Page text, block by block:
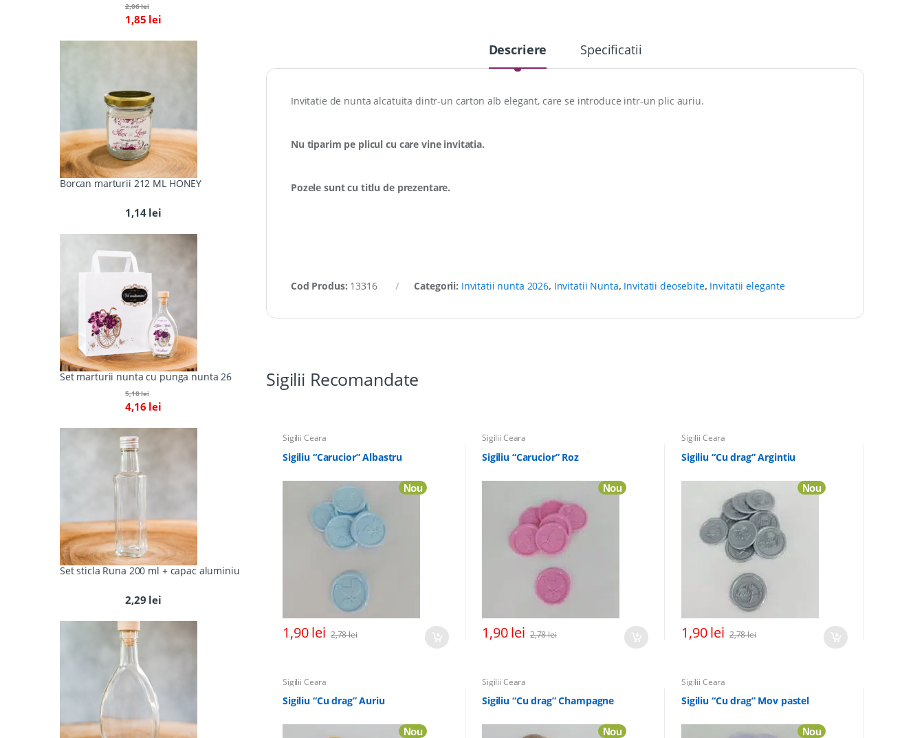
Descriere Specificatii
Invitatie de nunta alcatuita dintr-un carton alb elegant, care se introduce intr-un plic auriu.
Nu tiparim pe plicul cu care vine invitatia.
Pozele sunt cu titlu de prezentare.
Cod Produs: 13316 Categorii: Invitatii nunta 2026, Invitatii Nunta, Invitatii deosebite, Invitatii elegante
Sigilii Recomandate
Sigilii Ceara
Sigiliu “Carucior” Albastru
Nou
1,90lei 2,78lei
Sigilii Ceara
Sigiliu “Carucior” Roz
Nou
1,90lei 2,78lei
Sigilii Ceara
Sigiliu “Cu drag” Argintiu
Nou
1,90lei 2,78lei
Sigilii Ceara
Sigiliu “Cu drag” Auriu
Nou
Sigilii Ceara
Sigiliu “Cu drag” Champagne
Nou
Sigilii Ceara
Sigiliu “Cu drag” Mov pastel
Nou
1,85 lei
2,06lei
Borcan marturii 212 ML HONEY
1,14 lei
Set marturii nunta cu punga nunta 26
4,16 lei
5,10lei
Set sticla Runa 200 ml + capac aluminiu
2,29 lei